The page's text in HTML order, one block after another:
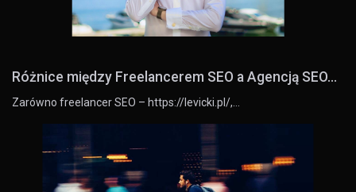
Różnice między Freelancerem SEO a Agencją SEO...
Zarówno freelancer SEO – https://levicki.pl/,…